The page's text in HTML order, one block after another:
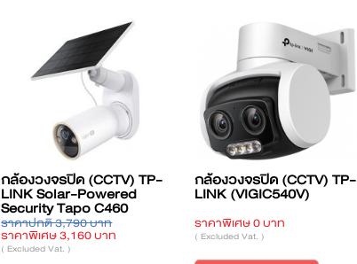
กล้องวงจรปิด (CCTV) TP-
LINK Solar-Powered
Security Tapo C460
ราคาปกติ 3,790 บาท
ราคาพิเศษ 3,160 บาท
( Excluded Vat. )
กล้องวงจรปิด (CCTV) TP-
LINK (VIGIC540V)
ราคาพิเศษ 0 บาท
( Excluded Vat. )